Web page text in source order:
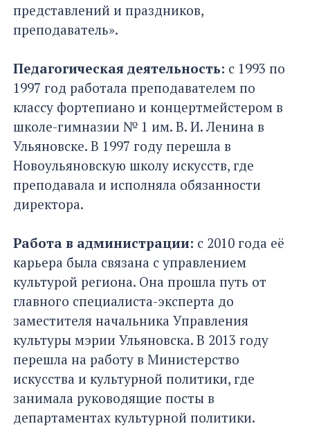
представлений и праздников,
преподаватель».
Педагогическая деятельность: с 1993 по
1997 год работала преподавателем по
классу фортепиано и концертмейстером в
школе-гимназии № 1 им. В. И. Ленина в
Ульяновске. В 1997 году перешла в
Новоульяновскую школу искусств, где
преподавала и исполняла обязанности
директора.
Работа в администрации: с 2010 года её
карьера была связана с управлением
культурой региона. Она прошла путь от
главного специалиста-эксперта до
заместителя начальника Управления
культуры мэрии Ульяновска. В 2013 году
перешла на работу в Министерство
искусства и культурной политики, где
занимала руководящие посты в
департаментах культурной политики.